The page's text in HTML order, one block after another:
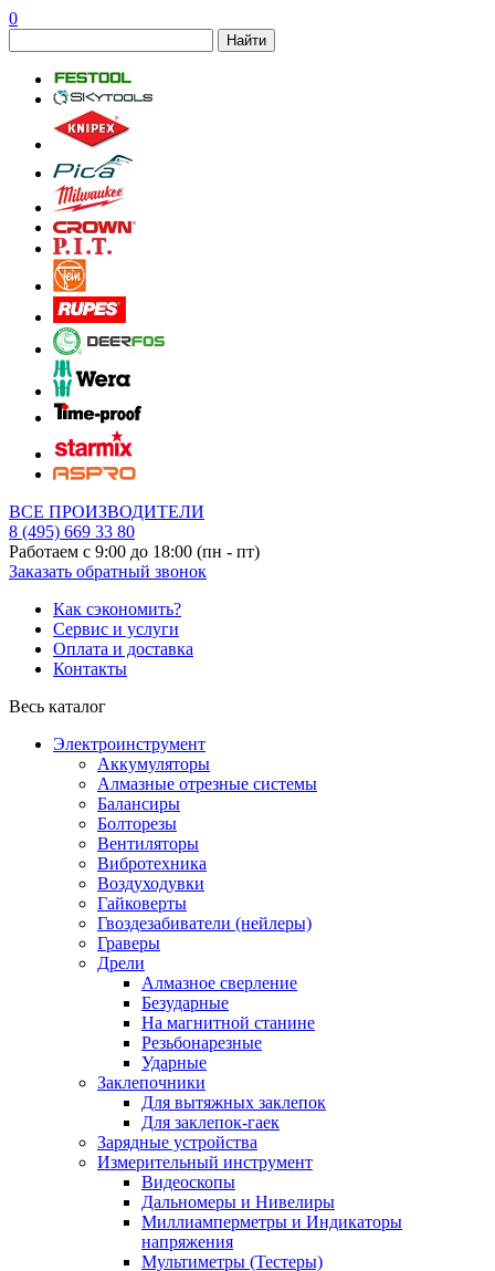
0
Найти
ВСЕ ПРОИЗВОДИТЕЛИ
8 (495) 669 33 80
Работаем с 9:00 до 18:00 (пн - пт)
Заказать обратный звонок
Как сэкономить?
Сервис и услуги
Оплата и доставка
Контакты
Весь каталог
Электроинструмент
Аккумуляторы
Алмазные отрезные системы
Балансиры
Болторезы
Вентиляторы
Вибротехника
Воздуходувки
Гайковерты
Гвоздезабиватели (нейлеры)
Граверы
Дрели
Алмазное сверление
Безударные
На магнитной станине
Резьбонарезные
Ударные
Заклепочники
Для вытяжных заклепок
Для заклепок-гаек
Зарядные устройства
Измерительный инструмент
Видеоскопы
Дальномеры и Нивелиры
Миллиамперметры и Индикаторы
напряжения
Мультиметры (Тестеры)